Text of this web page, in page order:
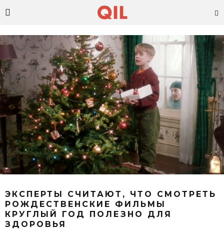
ЭКСПЕРТЫ СЧИТАЮТ, ЧТО СМОТРЕТЬ
РОЖДЕСТВЕНСКИЕ ФИЛЬМЫ
КРУГЛЫЙ ГОД ПОЛЕЗНО ДЛЯ
ЗДОРОВЬЯ